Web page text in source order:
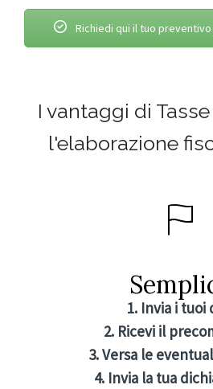
Richiedi qui il tuo
I vantaggi di
l'elaborazione
1. Invia i tuoi
2. Ricevi il
3. Versa le
4. Invia la tua